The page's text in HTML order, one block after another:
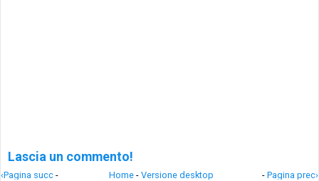
Lascia un commento!
‹Pagina succ - - Pagina prec›
Home - Versione desktop